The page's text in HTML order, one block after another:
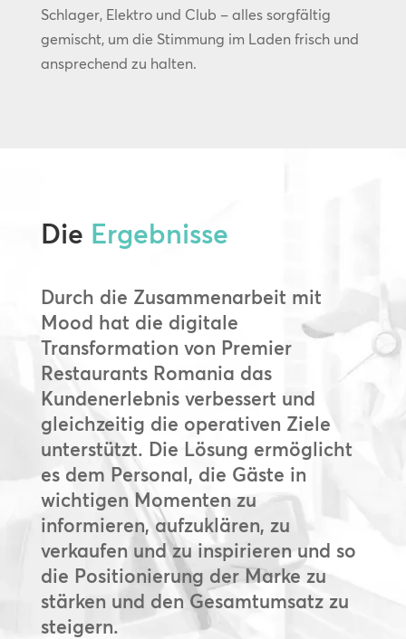
Schlager, Elektro und Club – alles sorgfältig
gemischt, um die Stimmung im Laden frisch und
ansprechend zu halten.
Die Ergebnisse
Durch die Zusammenarbeit mit
Mood hat die digitale
Transformation von Premier
Restaurants Romania das
Kundenerlebnis verbessert und
gleichzeitig die operativen Ziele
unterstützt. Die Lösung ermöglicht
es dem Personal, die Gäste in
wichtigen Momenten zu
informieren, aufzuklären, zu
verkaufen und zu inspirieren und so
die Positionierung der Marke zu
stärken und den Gesamtumsatz zu
steigern.